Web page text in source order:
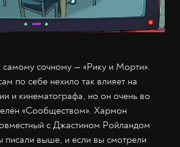
сочному — «Рику и Морти».
по себе нехило так влияет на
и кинематографа, но он очень во
«Сообществом». Хармон
с Джастином Ройландом
писали выше, и если вы смотрели